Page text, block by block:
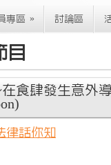
專區 » 討論區
目
食肆發生意外
律話你知